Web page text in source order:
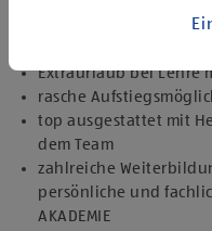
500 € HOFER Reisen-
Extraurlaub bei Lehre
rasche
top ausgestattet mit
dem Team
zahlreiche
persönliche und
AKADEMIE